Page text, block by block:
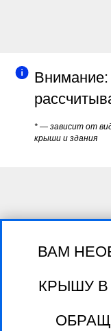
Внимание:
* — зависит от
крыши и здания
ВАМ
КРЫШУ